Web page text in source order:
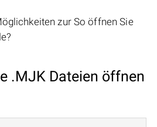
zur So öffnen Sie
.MJK Dateien öffnen